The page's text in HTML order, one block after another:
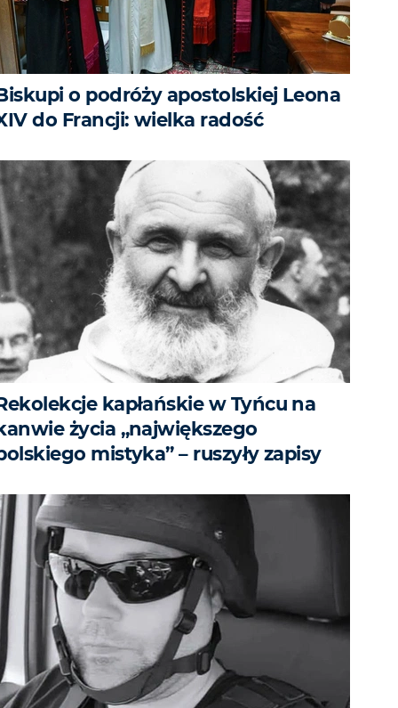
o podróży apostolskiej Leona
do Francji: wielka radość
kapłańskie w Tyńcu na
życia „największego
mistyka” – ruszyły zapisy